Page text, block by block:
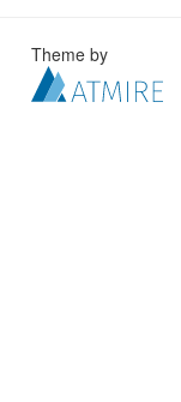
Theme by